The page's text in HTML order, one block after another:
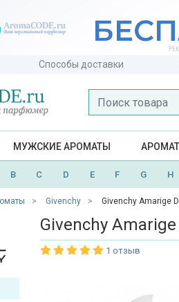
Способы доставки
МУЖСКИЕ АРОМАТЫ
B C D E F G H
Givenchy Givenchy Amarige
Givenchy
1 отзыв